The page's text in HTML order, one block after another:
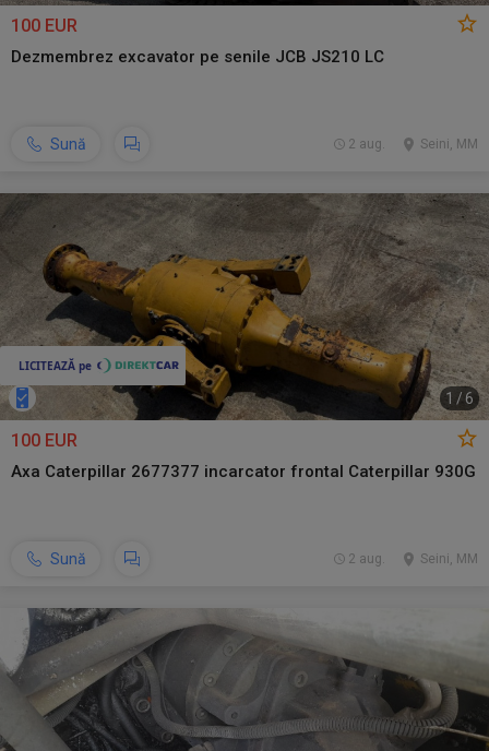
100 EUR
Dezmembrez excavator pe senile JCB JS210 LC
Sună Seini, MM
2 aug.
1 /6
100 EUR
Axa Caterpillar 2677377 incarcator frontal Caterpillar 930G
Sună Seini, MM
2 aug.